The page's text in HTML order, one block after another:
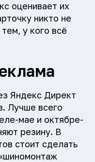
оценивает их
никто не
у кого всё
Яндекс Директ
Лучше всего
мае и октябре-
резину. В
стоит сделать